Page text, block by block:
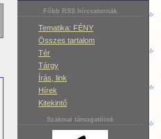
Főbb RSS hírcsatornák
Tematika: FÉNY
Összes tartalom
Tér
Tárgy
Írás, link
Hírek
Kitekintő
Szakmai támogatóink